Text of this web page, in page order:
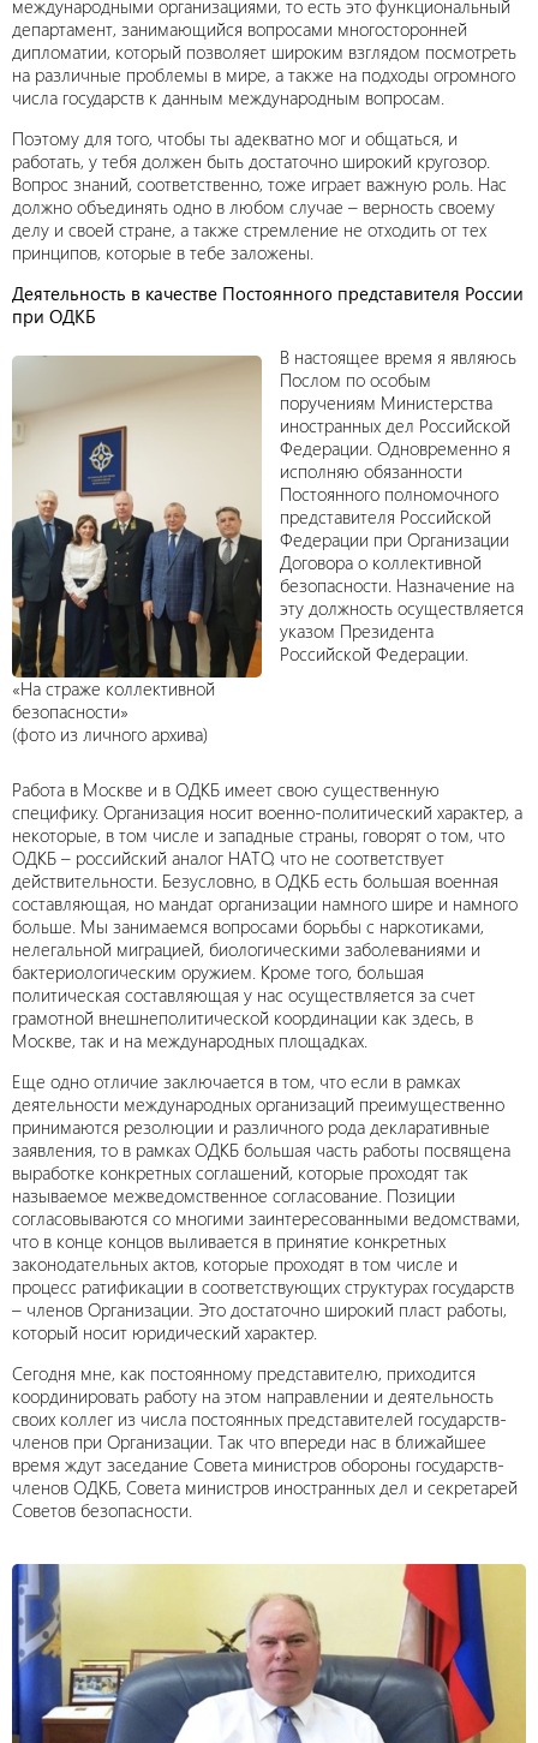
международными организациями, то есть это функциональный
департамент, занимающийся вопросами многосторонней
дипломатии, который позволяет широким взглядом посмотреть
на различные проблемы в мире, а также на подходы огромного
числа государств к данным международным вопросам.
Поэтому для того, чтобы ты адекватно мог и общаться, и
работать, у тебя должен быть достаточно широкий кругозор.
Вопрос знаний, соответственно, тоже играет важную роль. Нас
должно объединять одно в любом случае – верность своему
делу и своей стране, а также стремление не отходить от тех
принципов, которые в тебе заложены.
Деятельность в качестве Постоянного представителя России
при ОДКБ
«На страже коллективной
безопасности»
(фото из личного архива)
В настоящее время я являюсь
Послом по особым
поручениям Министерства
иностранных дел Российской
Федерации. Одновременно я
исполняю обязанности
Постоянного полномочного
представителя Российской
Федерации при Организации
Договора о коллективной
безопасности. Назначение на
эту должность осуществляется
указом Президента
Российской Федерации.
Работа в Москве и в ОДКБ имеет свою существенную
специфику. Организация носит военно-политический характер, а
некоторые, в том числе и западные страны, говорят о том, что
ОДКБ – российский аналог НАТО, что не соответствует
действительности. Безусловно, в ОДКБ есть большая военная
составляющая, но мандат организации намного шире и намного
больше. Мы занимаемся вопросами борьбы с наркотиками,
нелегальной миграцией, биологическими заболеваниями и
бактериологическим оружием. Кроме того, большая
политическая составляющая у нас осуществляется за счет
грамотной внешнеполитической координации как здесь, в
Москве, так и на международных площадках.
Еще одно отличие заключается в том, что если в рамках
деятельности международных организаций преимущественно
принимаются резолюции и различного рода декларативные
заявления, то в рамках ОДКБ большая часть работы посвящена
выработке конкретных соглашений, которые проходят так
называемое межведомственное согласование. Позиции
согласовываются со многими заинтересованными ведомствами,
что в конце концов выливается в принятие конкретных
законодательных актов, которые проходят в том числе и
процесс ратификации в соответствующих структурах государств
– членов Организации. Это достаточно широкий пласт работы,
который носит юридический характер.
Сегодня мне, как постоянному представителю, приходится
координировать работу на этом направлении и деятельность
своих коллег из числа постоянных представителей государств-
членов при Организации. Так что впереди нас в ближайшее
время ждут заседание Совета министров обороны государств-
членов ОДКБ, Совета министров иностранных дел и секретарей
Советов безопасности.